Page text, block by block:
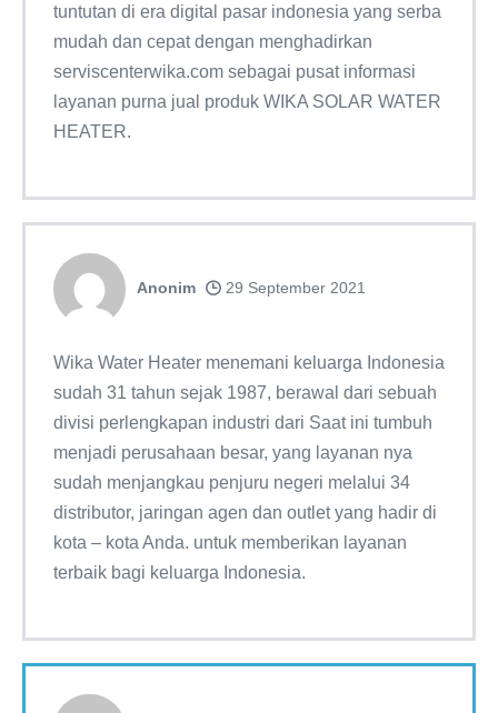
tuntutan di era digital pasar indonesia yang serba
mudah dan cepat dengan menghadirkan
serviscenterwika.com sebagai pusat informasi
layanan purna jual produk WIKA SOLAR WATER
HEATER.
Anonim 29 September 2021
Wika Water Heater menemani keluarga Indonesia
sudah 31 tahun sejak 1987, berawal dari sebuah
divisi perlengkapan industri dari Saat ini tumbuh
menjadi perusahaan besar, yang layanan nya
sudah menjangkau penjuru negeri melalui 34
distributor, jaringan agen dan outlet yang hadir di
kota – kota Anda. untuk memberikan layanan
terbaik bagi keluarga Indonesia.